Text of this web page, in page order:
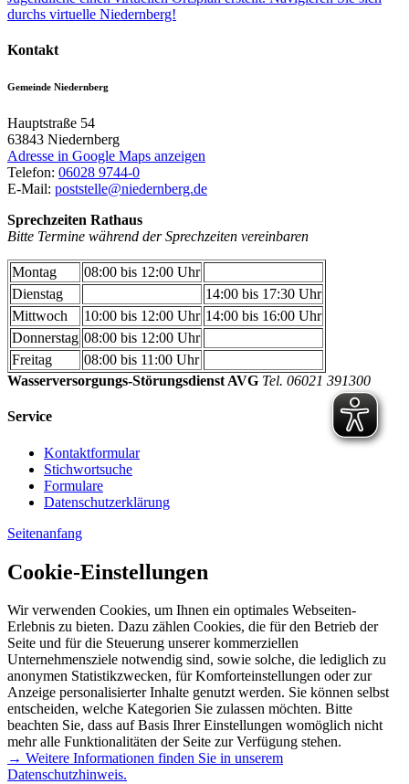
durchs virtuelle Niedernberg!
Kontakt
Gemeinde Niedernberg
Hauptstraße 54
63843 Niedernberg
Adresse in Google Maps anzeigen
Telefon: 06028 9744-0
E-Mail: poststelle@niedernberg.de
Sprechzeiten Rathaus
Bitte Termine während der Sprechzeiten vereinbaren
Montag
08:00 bis 12:00 Uhr
Dienstag
14:00 bis 17:30 Uhr
Mittwoch
10:00 bis 12:00 Uhr 14:00 bis 16:00 Uhr
Donnerstag 08:00 bis 12:00 Uhr
Freitag
08:00 bis 11:00 Uhr
Wasserversorgungs-Störungsdienst AVG Tel. 06021 391300
Service
Kontaktformular
Stichwortsuche
Formulare
Datenschutzerklärung
Seitenanfang
Cookie-Einstellungen
Wir verwenden Cookies, um Ihnen ein optimales Webseiten-
Erlebnis zu bieten. Dazu zählen Cookies, die für den Betrieb der
Seite und für die Steuerung unserer kommerziellen
Unternehmensziele notwendig sind, sowie solche, die lediglich zu
anonymen Statistikzwecken, für Komforteinstellungen oder zur
Anzeige personalisierter Inhalte genutzt werden. Sie können selbst
entscheiden, welche Kategorien Sie zulassen möchten. Bitte
beachten Sie, dass auf Basis Ihrer Einstellungen womöglich nicht
mehr alle Funktionalitäten der Seite zur Verfügung stehen.
→ Weitere Informationen finden Sie in unserem
Datenschutzhinweis.